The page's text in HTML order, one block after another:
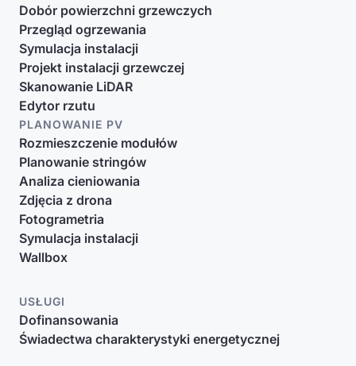
Dobór powierzchni grzewczych
Przegląd ogrzewania
Symulacja instalacji
Projekt instalacji grzewczej
Skanowanie LiDAR
Edytor rzutu
PLANOWANIE PV
Rozmieszczenie modułów
Planowanie stringów
Analiza cieniowania
Zdjęcia z drona
Fotogrametria
Symulacja instalacji
Wallbox
USŁUGI
Dofinansowania
Świadectwa charakterystyki energetycznej